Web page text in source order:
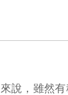
說，雖然